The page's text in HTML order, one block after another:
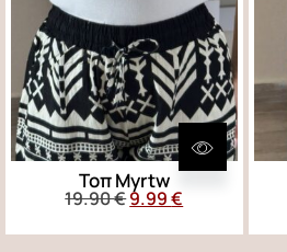
Τοπ Myrtw
19.90€9.99€